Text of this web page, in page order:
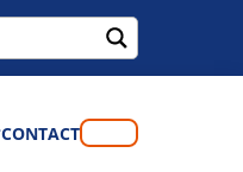
CONTACT